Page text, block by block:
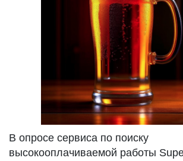
В опросе сервиса по поиску
высокооплачиваемой работы